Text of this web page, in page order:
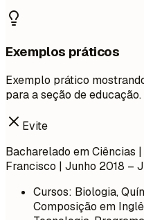
Exemplos práticos
Exemplo prático
para a seção de educação.
Evite
Bacharelado em Ciências
Francisco | Junho 2018 –
Cursos: Biologia,
Composição em